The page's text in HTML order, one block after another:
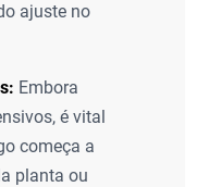
ajuste no
Embora
é vital
começa a
planta ou